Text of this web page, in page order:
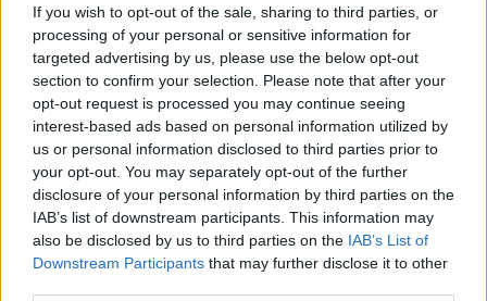
If you wish to opt-out of the sale, sharing to third parties, or
processing of your personal or sensitive information for
targeted advertising by us, please use the below opt-out
section to confirm your selection. Please note that after your
opt-out request is processed you may continue seeing
interest-based ads based on personal information utilized by
us or personal information disclosed to third parties prior to
your opt-out. You may separately opt-out of the further
disclosure of your personal information by third parties on the
IAB’s list of downstream participants. This information may
also be disclosed by us to third parties on the IAB’s List of
Downstream Participants that may further disclose it to other
στο σαλόνι σας καθώς ανάβετε το κλιματιστικό και
βάζετε την αγαπημένη σας σειρά στο Netflix. Όταν
η ανάθεση του επίπονου καθήκοντος του
μαγειρέματος σε τρίτους είναι τόσο εύκολη όσο
μερικά αγγίγματα σε μια οθόνη, είναι εύκολο να
καταλάβει κανείς γιατί οι online παραγγελίες και
παράδοση έχουν αυξηθεί 300% ταχύτερα από την